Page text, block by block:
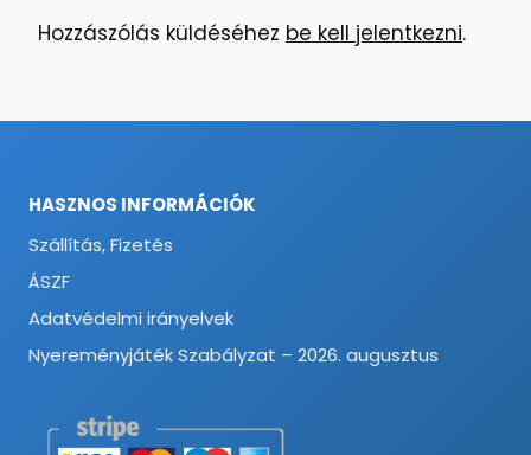
Hozzászólás küldéséhez be kell jelentkezni.
HASZNOS INFORMÁCIÓK
Szállítás, Fizetés
ÁSZF
Adatvédelmi irányelvek
Nyereményjáték Szabályzat – 2026. augusztus